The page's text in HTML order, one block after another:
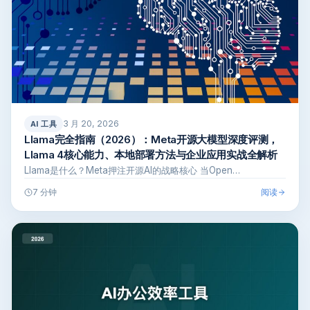
AI 工具 3 月 20, 2026
Llama完全指南（2026）：Meta开源大模型深度评测，
Llama 4核心能力、本地部署方法与企业应用实战全解析
Llama是什么？Meta押注开源AI的战略核心 当Open…
7 分钟 阅读